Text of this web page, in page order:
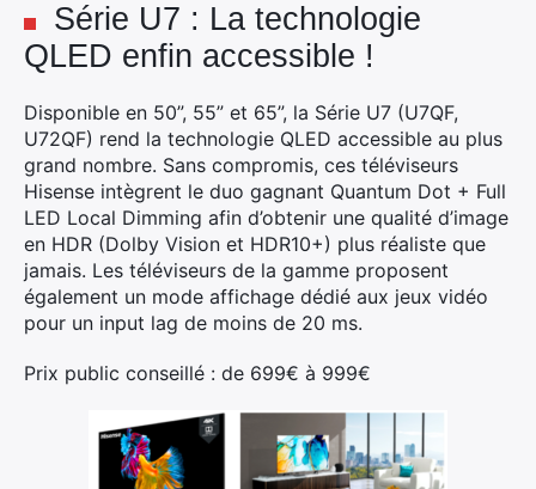
Série U7 : La technologie
QLED enfin accessible !
Disponible en 50”, 55” et 65”, la Série U7 (U7QF,
U72QF) rend la technologie QLED accessible au plus
grand nombre. Sans compromis, ces téléviseurs
Hisense intègrent le duo gagnant Quantum Dot + Full
LED Local Dimming afin d’obtenir une qualité d’image
en HDR (Dolby Vision et HDR10+) plus réaliste que
jamais. Les téléviseurs de la gamme proposent
également un mode affichage dédié aux jeux vidéo
pour un input lag de moins de 20 ms.
Prix public conseillé : de 699€ à 999€